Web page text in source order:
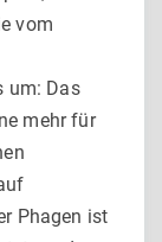
vom
um: Das
mehr für
Phagen ist